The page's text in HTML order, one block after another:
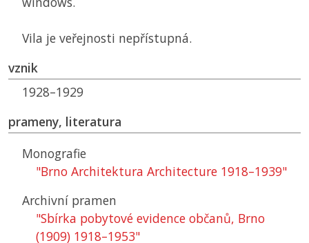
Vila je veřejnosti nepřístupná.
vznik
1928–1929
prameny, literatura
Monografie
"Brno Architektura Architecture 1918–1939"
Archivní pramen
"Sbírka pobytové evidence občanů, Brno
(1909) 1918–1953"